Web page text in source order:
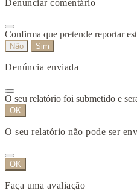
Denunciar comentário
Confirma que pretende reportar
Não Sim
Denúncia enviada
O seu relatório foi submetido e
OK
O seu relatório não pode ser
OK
Faça uma avaliação